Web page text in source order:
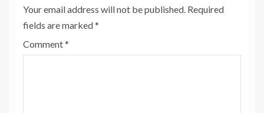
Your email address will not be published. Required
fields are marked*
Comment*